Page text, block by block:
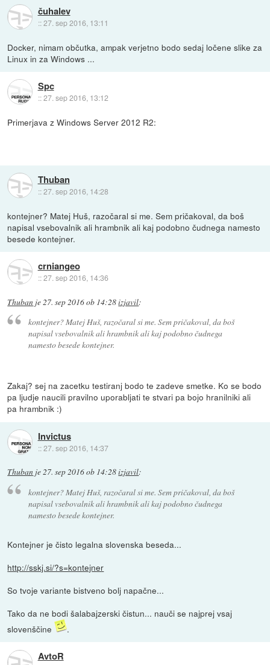
čuhalev
::27. sep 2016, 13:11
Docker, nimam občutka, ampak verjetno bodo sedaj ločene slike za
Linux in za Windows ...
Spc
::27. sep 2016, 13:12
Primerjava z Windows Server 2012 R2:
Thuban
::27. sep 2016, 14:28
kontejner? Matej Huš, razočaral si me. Sem pričakoval, da boš
napisal vsebovalnik ali hrambnik ali kaj podobno čudnega namesto
besede kontejner.
crniangeo
::27. sep 2016, 14:36
Thuban je27. sep 2016 ob 14:28izjavil:
kontejner? Matej Huš, razočaral si me. Sem pričakoval, da boš
napisal vsebovalnik ali hrambnik ali kaj podobno čudnega
namesto besede kontejner.
Zakaj? sej na zacetku testiranj bodo te zadeve smetke. Ko se bodo
pa ljudje naucili pravilno uporabljati te stvari pa bojo hranilniki ali
pa hrambnik :)
Invictus
::27. sep 2016, 14:37
Thuban je27. sep 2016 ob 14:28izjavil:
kontejner? Matej Huš, razočaral si me. Sem pričakoval, da boš
napisal vsebovalnik ali hrambnik ali kaj podobno čudnega
namesto besede kontejner.
Kontejner je čisto legalna slovenska beseda...
http://sskj.si/?s=kontejner
So tvoje variante bistveno bolj napačne...
Tako da ne bodi šalabajzerski čistun... nauči se najprej vsaj
slovenščine
.
AvtoR